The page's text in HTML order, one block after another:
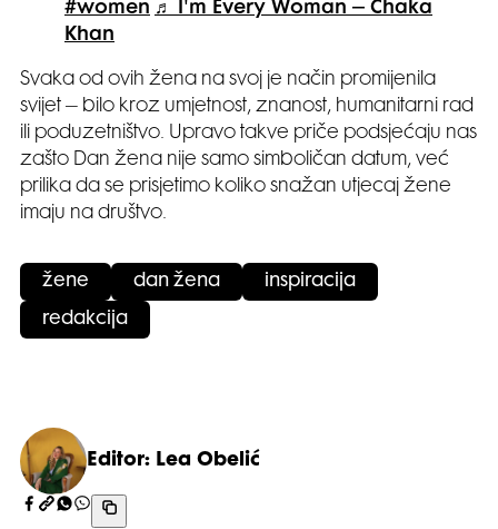
#women ♬ I'm Every Woman – Chaka
Khan
Svaka od ovih žena na svoj je način promijenila
svijet – bilo kroz umjetnost, znanost, humanitarni rad
ili poduzetništvo. Upravo takve priče podsjećaju nas
zašto Dan žena nije samo simboličan datum, već
prilika da se prisjetimo koliko snažan utjecaj žene
imaju na društvo.
žene dan žena inspiracija
redakcija
Editor: Lea Obelić